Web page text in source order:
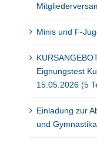
Minis und F-
Eignungstest
15.05.2026 (5
Einladung zur
und